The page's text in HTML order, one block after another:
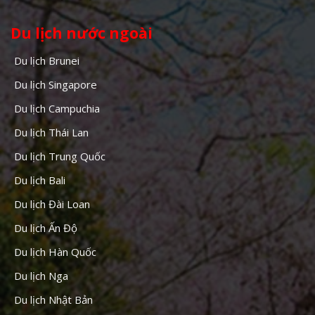
Du lịch nước ngoài
Du lịch Brunei
Du lịch Singapore
Du lịch Campuchia
Du lịch Thái Lan
Du lịch Trung Quốc
Du lịch Bali
Du lịch Đài Loan
Du lịch Ấn Độ
Du lịch Hàn Quốc
Du lịch Nga
Du lịch Nhật Bản